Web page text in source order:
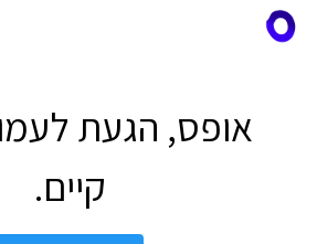
אופס, הגעת
קיים.